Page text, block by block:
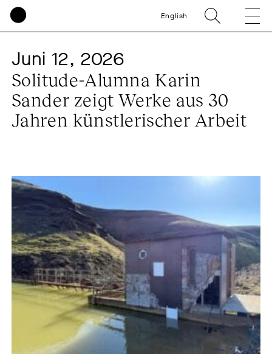
English
Juni 12, 2026
Solitude-Alumna Karin
Sander zeigt Werke aus 30
Jahren künstlerischer Arbeit